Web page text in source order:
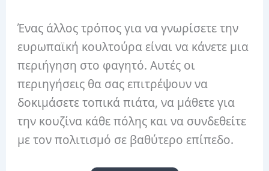
Ένας άλλος τρόπος για να γνωρίσετε την
ευρωπαϊκή κουλτούρα είναι να κάνετε μια
περιήγηση στο φαγητό. Αυτές οι
περιηγήσεις θα σας επιτρέψουν να
δοκιμάσετε τοπικά πιάτα, να μάθετε για
την κουζίνα κάθε πόλης και να συνδεθείτε
με τον πολιτισμό σε βαθύτερο επίπεδο.